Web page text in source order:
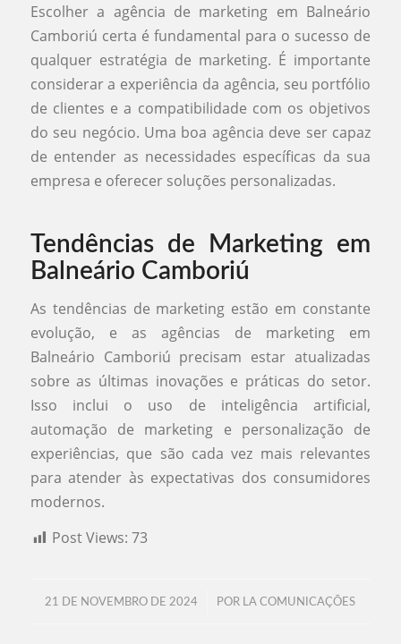
Escolher a agência de marketing em Balneário
Camboriú certa é fundamental para o sucesso de
qualquer estratégia de marketing. É importante
considerar a experiência da agência, seu portfólio
de clientes e a compatibilidade com os objetivos
do seu negócio. Uma boa agência deve ser capaz
de entender as necessidades específicas da sua
empresa e oferecer soluções personalizadas.
Tendências de Marketing em
Balneário Camboriú
As tendências de marketing estão em constante
evolução, e as agências de marketing em
Balneário Camboriú precisam estar atualizadas
sobre as últimas inovações e práticas do setor.
Isso inclui o uso de inteligência artificial,
automação de marketing e personalização de
experiências, que são cada vez mais relevantes
para atender às expectativas dos consumidores
modernos.
Post Views: 73
21 DE NOVEMBRO DE 2024
/ POR LA COMUNICAÇÕES